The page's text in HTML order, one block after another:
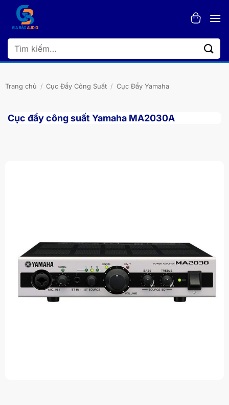
dung
Tìm
kiếm:
Trang chủ / Cục Đẩy Công Suất / Cục Đẩy Yamaha
Cục đẩy công suất Yamaha MA2030A